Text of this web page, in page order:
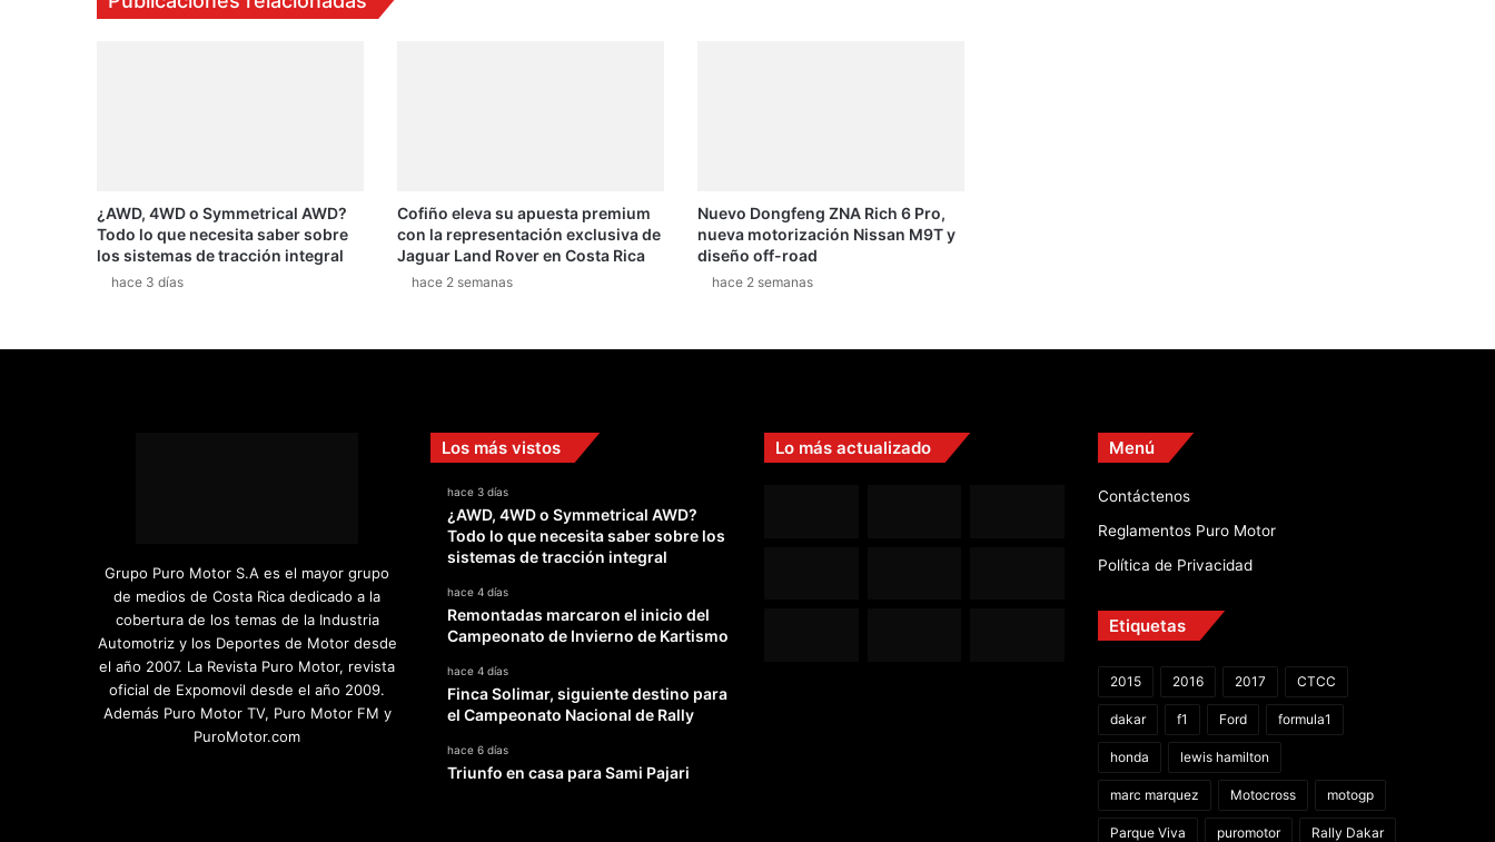
i
d
a
a
n
e
g
o
e
:
s
a
b
u
r
"
¿AWD, 4WD o Symmetrical AWD?
Todo lo que necesita saber sobre
los sistemas de tracción integral
hace 3 días
Cofiño eleva su apuesta premium
con la representación exclusiva de
Jaguar Land Rover en Costa Rica
hace 2 semanas
Nuevo Dongfeng ZNA Rich 6 Pro,
nueva motorización Nissan M9T y
diseño off-road
hace 2 semanas
Grupo Puro Motor S.A es el mayor grupo
de medios de Costa Rica dedicado a la
cobertura de los temas de la Industria
Automotriz y los Deportes de Motor desde
el año 2007. La Revista Puro Motor, revista
oficial de Expomovil desde el año 2009.
Además Puro Motor TV, Puro Motor FM y
PuroMotor.com
Los más vistos
hace 3 días
¿AWD, 4WD o Symmetrical AWD?
Todo lo que necesita saber sobre los
sistemas de tracción integral
hace 4 días
Remontadas marcaron el inicio del
Campeonato de Invierno de Kartismo
hace 4 días
Finca Solimar, siguiente destino para
el Campeonato Nacional de Rally
hace 6 días
Triunfo en casa para Sami Pajari
Lo más actualizado Menú
Contáctenos
Reglamentos Puro Motor
Política de Privacidad
Etiquetas
2015 2016 2017 CTCC
dakar f1 Ford formula1
honda lewis hamilton
marc marquez Motocross motogp
Parque Viva puromotor Rally Dakar